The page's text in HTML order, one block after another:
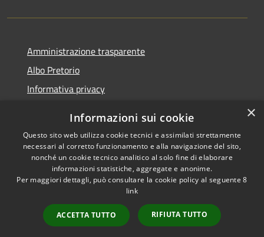
Amministrazione trasparente
Albo Pretorio
Informativa privacy
RSS
Copyright © 2026 • Comune di
Municipium•
Accesso
redazione
×
Informazioni sui cookie
Questo sito web utilizza cookie tecnici e assimilati strettamente
necessari al corretto funzionamento e alla navigazione del sito,
nonché un cookie tecnico analitico al solo fine di elaborare
informazioni statistiche, aggregate e anonime.
Per maggiori dettagli, può consultare la cookie policy al seguente8
link
ACCETTA TUTTO RIFIUTA TUTTO